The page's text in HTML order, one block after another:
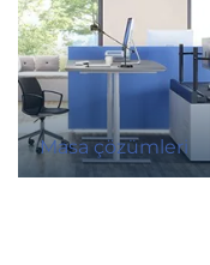
Masa çözümleri